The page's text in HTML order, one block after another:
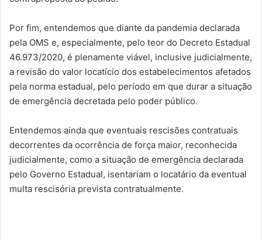
Por fim, entendemos que diante da pandemia declarada
pela OMS e, especialmente, pelo teor do Decreto Estadual
46.973/2020, é plenamente viável, inclusive judicialmente,
a revisão do valor locatício dos estabelecimentos afetados
pela norma estadual, pelo período em que durar a situação
de emergência decretada pelo poder público.
Entendemos ainda que eventuais rescisões contratuais
decorrentes da ocorrência de força maior, reconhecida
judicialmente, como a situação de emergência declarada
pelo Governo Estadual, isentariam o locatário da eventual
multa rescisória prevista contratualmente.